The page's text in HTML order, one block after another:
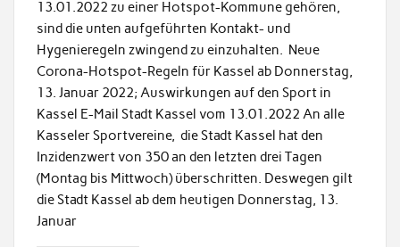
13.01.2022 zu einer Hotspot-Kommune gehören,
sind die unten aufgeführten Kontakt- und
Hygenieregeln zwingend zu einzuhalten. Neue
Corona-Hotspot-Regeln für Kassel ab Donnerstag,
13. Januar 2022; Auswirkungen auf den Sport in
Kassel E-Mail Stadt Kassel vom 13.01.2022 An alle
Kasseler Sportvereine, die Stadt Kassel hat den
Inzidenzwert von 350 an den letzten drei Tagen
(Montag bis Mittwoch) überschritten. Deswegen gilt
die Stadt Kassel ab dem heutigen Donnerstag, 13.
Januar